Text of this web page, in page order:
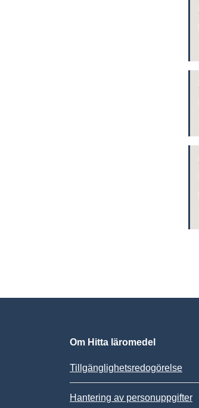
Om Hitta läromedel
Tillgänglighetsredogörelse
Hantering av personuppgifter